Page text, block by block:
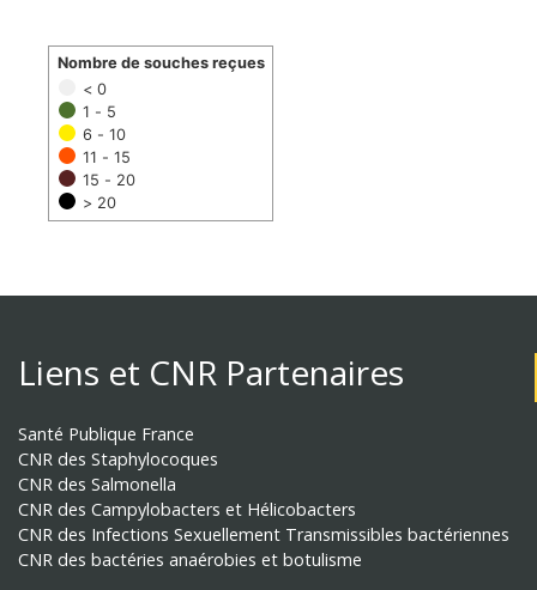
< 0
1 - 5
6 - 10
11 - 15
15 - 20
> 20
Nombre de souches reçues
Liens et CNR Partenaires
Santé Publique France
CNR des Staphylocoques
CNR des Salmonella
CNR des Campylobacters et Hélicobacters
CNR des Infections Sexuellement Transmissibles bactériennes
CNR des bactéries anaérobies et botulisme